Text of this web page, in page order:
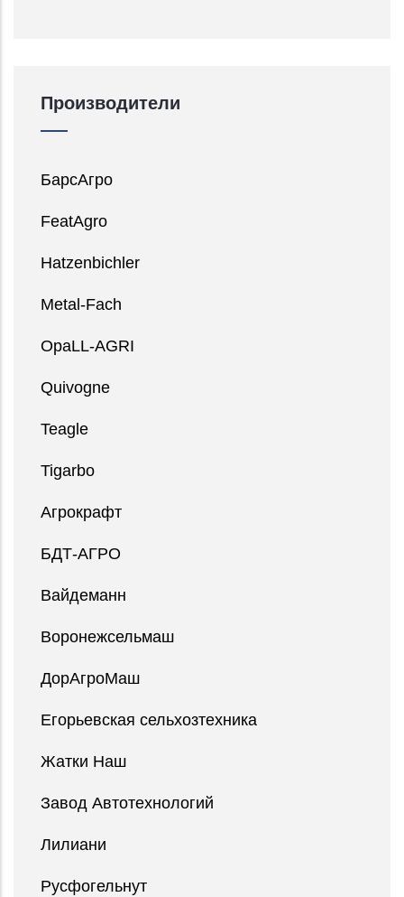
Производители
БарсАгро
FeatAgro
Hatzenbichler
Metal-Fach
OpaLL-AGRI
Quivogne
Teagle
Tigarbo
Агрокрафт
БДТ-АГРО
Вайдеманн
Воронежсельмаш
ДорАгроМаш
Егорьевская сельхозтехника
Жатки Наш
Завод Автотехнологий
Лилиани
Русфогельнут